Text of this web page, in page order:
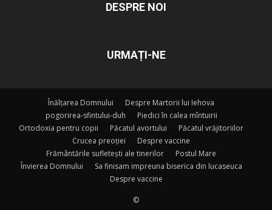
DESPRE NOI
URMAȚI-NE
Înălțarea Domnului
Despre Martorii lui Iehova
pogorirea-sfintului-duh
Piedici în calea mîntuirii
Ortodoxia pentru copii
Păcatul avortului
Păcatul vrăjitoriilor
Crucea preoției
Despre vaccine
Frământările sufletești ale tinerilor
Postul Mare
Învierea Domnului
Sa finisam impreuna biserica din lucaseuca
Despre vaccine
©